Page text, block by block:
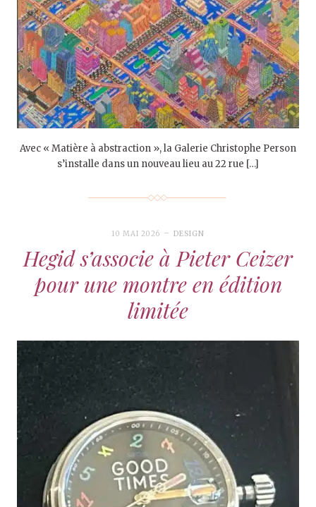
Avec « Matière à abstraction », la Galerie Christophe Person
s’installe dans un nouveau lieu au 22 rue […]
10 MAI 2026 DESIGN
Hegid s’associe à Pieter Ceizer
pour une montre en édition
limitée